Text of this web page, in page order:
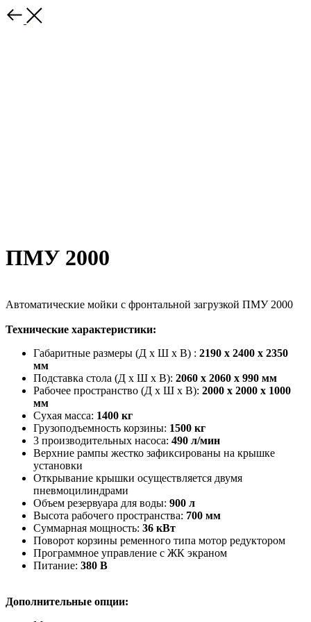
ПМУ 2000
Автоматические мойки с фронтальной загрузкой ПМУ 2000
Технические характеристики:
Габаритные размеры (Д х Ш х В) : 2190 х 2400 х 2350
мм
Подставка стола (Д х Ш х В): 2060 х 2060 х 990 мм
Рабочее пространство (Д х Ш х В): 2000 х 2000 х 1000
мм
Сухая масса: 1400 кг
Грузоподъемность корзины: 1500 кг
3 производительных насоса: 490 л/мин
Верхние рампы жестко зафиксированы на крышке
установки
Открывание крышки осуществляется двумя
пневмоцилиндрами
Объем резервуара для воды: 900 л
Высота рабочего пространства: 700 мм
Суммарная мощность: 36 кВт
Поворот корзины ременного типа мотор редуктором
Программное управление с ЖК экраном
Питание: 380 В
Дополнительные опции: